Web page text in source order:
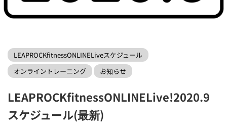
LEAPROCKfitnessONLINELiveスケジュール
オンライントレーニング
お知らせ
LEAPROCKfitnessONLINELive!2020.9
スケジュール(最新)